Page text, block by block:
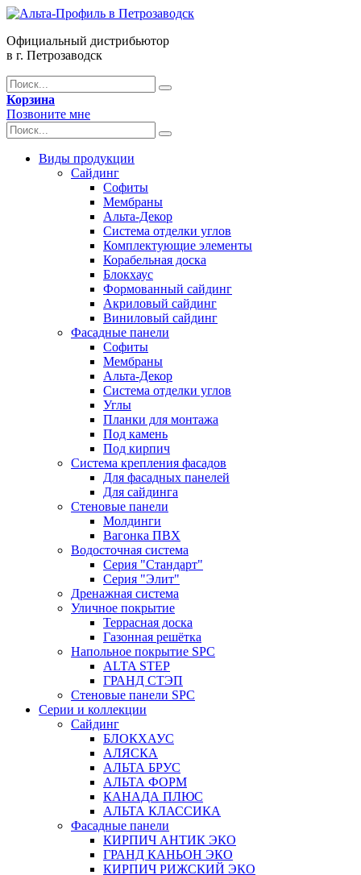
Официальный дистрибьютор
в г. Петрозаводск
Корзина
Позвоните мне
Виды продукции
Сайдинг
Софиты
Мембраны
Альта-Декор
Система отделки углов
Комплектующие элементы
Корабельная доска
Блокхаус
Формованный сайдинг
Акриловый сайдинг
Виниловый сайдинг
Фасадные панели
Софиты
Мембраны
Альта-Декор
Система отделки углов
Углы
Планки для монтажа
Под камень
Под кирпич
Система крепления фасадов
Для фасадных панелей
Для сайдинга
Стеновые панели
Молдинги
Вагонка ПВХ
Водосточная система
Серия "Стандарт"
Серия "Элит"
Дренажная система
Уличное покрытие
Террасная доска
Газонная решётка
Напольное покрытие SPC
ALTA STEP
ГРАНД СТЭП
Стеновые панели SPC
Серии и коллекции
Сайдинг
БЛОКХАУС
АЛЯСКА
АЛЬТА БРУС
АЛЬТА ФОРМ
КАНАДА ПЛЮС
АЛЬТА КЛАССИКА
Фасадные панели
КИРПИЧ АНТИК ЭКО
ГРАНД КАНЬОН ЭКО
КИРПИЧ РИЖСКИЙ ЭКО